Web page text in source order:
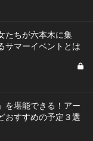
たちが六本木に集
サマーイベントとは
を堪能できる！アー
おすすめの予定３選